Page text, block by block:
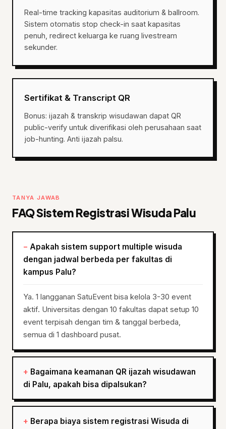
Real-time tracking kapasitas auditorium & ballroom.
Sistem otomatis stop check-in saat kapasitas
penuh, redirect keluarga ke ruang livestream
sekunder.
Sertifikat & Transcript QR
Bonus: ijazah & transkrip wisudawan dapat QR
public-verify untuk diverifikasi oleh perusahaan saat
job-hunting. Anti ijazah palsu.
TANYA JAWAB
FAQ Sistem Registrasi Wisuda Palu
Apakah sistem support multiple wisuda
dengan jadwal berbeda per fakultas di
kampus Palu?
Ya. 1 langganan SatuEvent bisa kelola 3-30 event
aktif. Universitas dengan 10 fakultas dapat setup 10
event terpisah dengan tim & tanggal berbeda,
semua di 1 dashboard pusat.
Bagaimana keamanan QR ijazah wisudawan
di Palu, apakah bisa dipalsukan?
Berapa biaya sistem registrasi Wisuda di